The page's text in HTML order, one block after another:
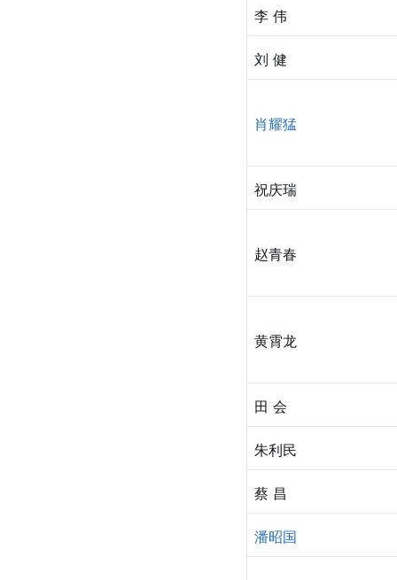
李 伟
刘 健
肖耀猛
祝庆瑞
赵青春
黄霄龙
田 会
朱利民
蔡 昌
潘昭国